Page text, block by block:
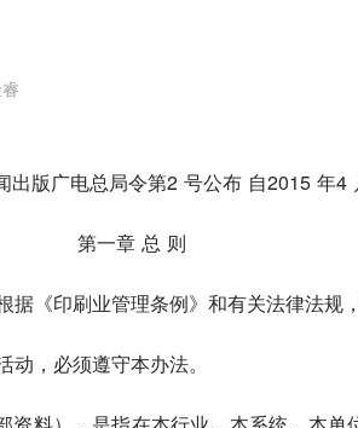
版广电总局令第2 号公布 自2015 年4
第一章 总 则
《印刷业管理条例》和有关法律法规
，必须遵守本办法。